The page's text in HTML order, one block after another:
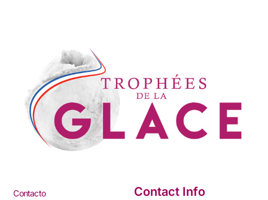
Contacto Contact Info